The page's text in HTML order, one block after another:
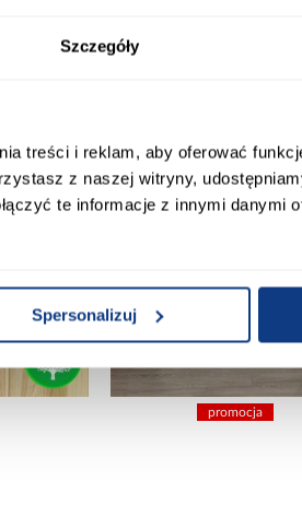
Szczegóły
treści i reklam, aby oferować
z naszej witryny,
te informacje z innymi danymi
Spersonalizuj
promocja